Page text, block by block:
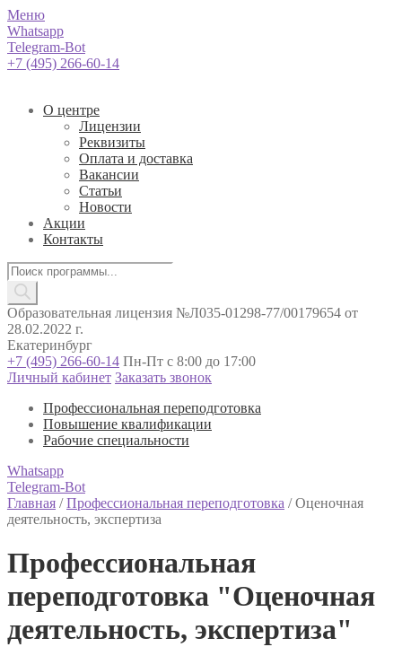
Меню
Whatsapp
Telegram-Bot
+7 (495) 266-60-14
О центре
Лицензии
Реквизиты
Оплата и доставка
Вакансии
Статьи
Новости
Акции
Контакты
Поиск
товаров
Образовательная лицензия №Л035-01298-77/00179654 от
28.02.2022 г.
Екатеринбург
+7 (495) 266-60-14 Пн-Пт с 8:00 до 17:00
Личный кабинет Заказать звонок
Профессиональная переподготовка
Повышение квалификации
Рабочие специальности
Whatsapp
Telegram-Bot
Главная /Профессиональная переподготовка /Оценочная
деятельность, экспертиза
Профессиональная
переподготовка "Оценочная
деятельность, экспертиза"